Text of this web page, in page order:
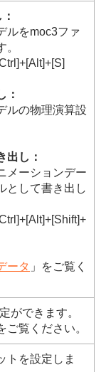
ルをmoc3ファ
：
ルの物理演算設
出し：
メーションデー
として書き出し
ータ 」をご覧く
ができます。
ご覧ください。
トを設定しま